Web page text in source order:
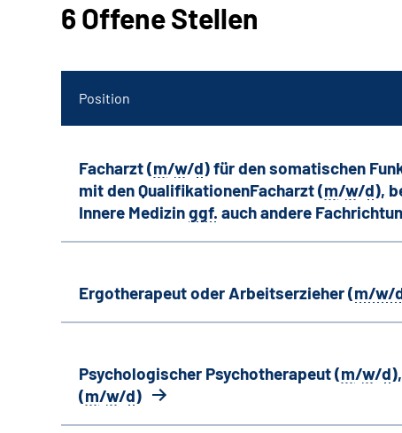
6 Offene Stellen
Position
Facharzt (m/w/d) für den somatischen
mit den QualifikationenFacharzt (m/w/d),
Innere Medizinggf. auch andere
Ergotherapeut oder Arbeitserzieher (m/w/
Psychologischer Psychotherapeut (m/w/d),
(m/w/d)